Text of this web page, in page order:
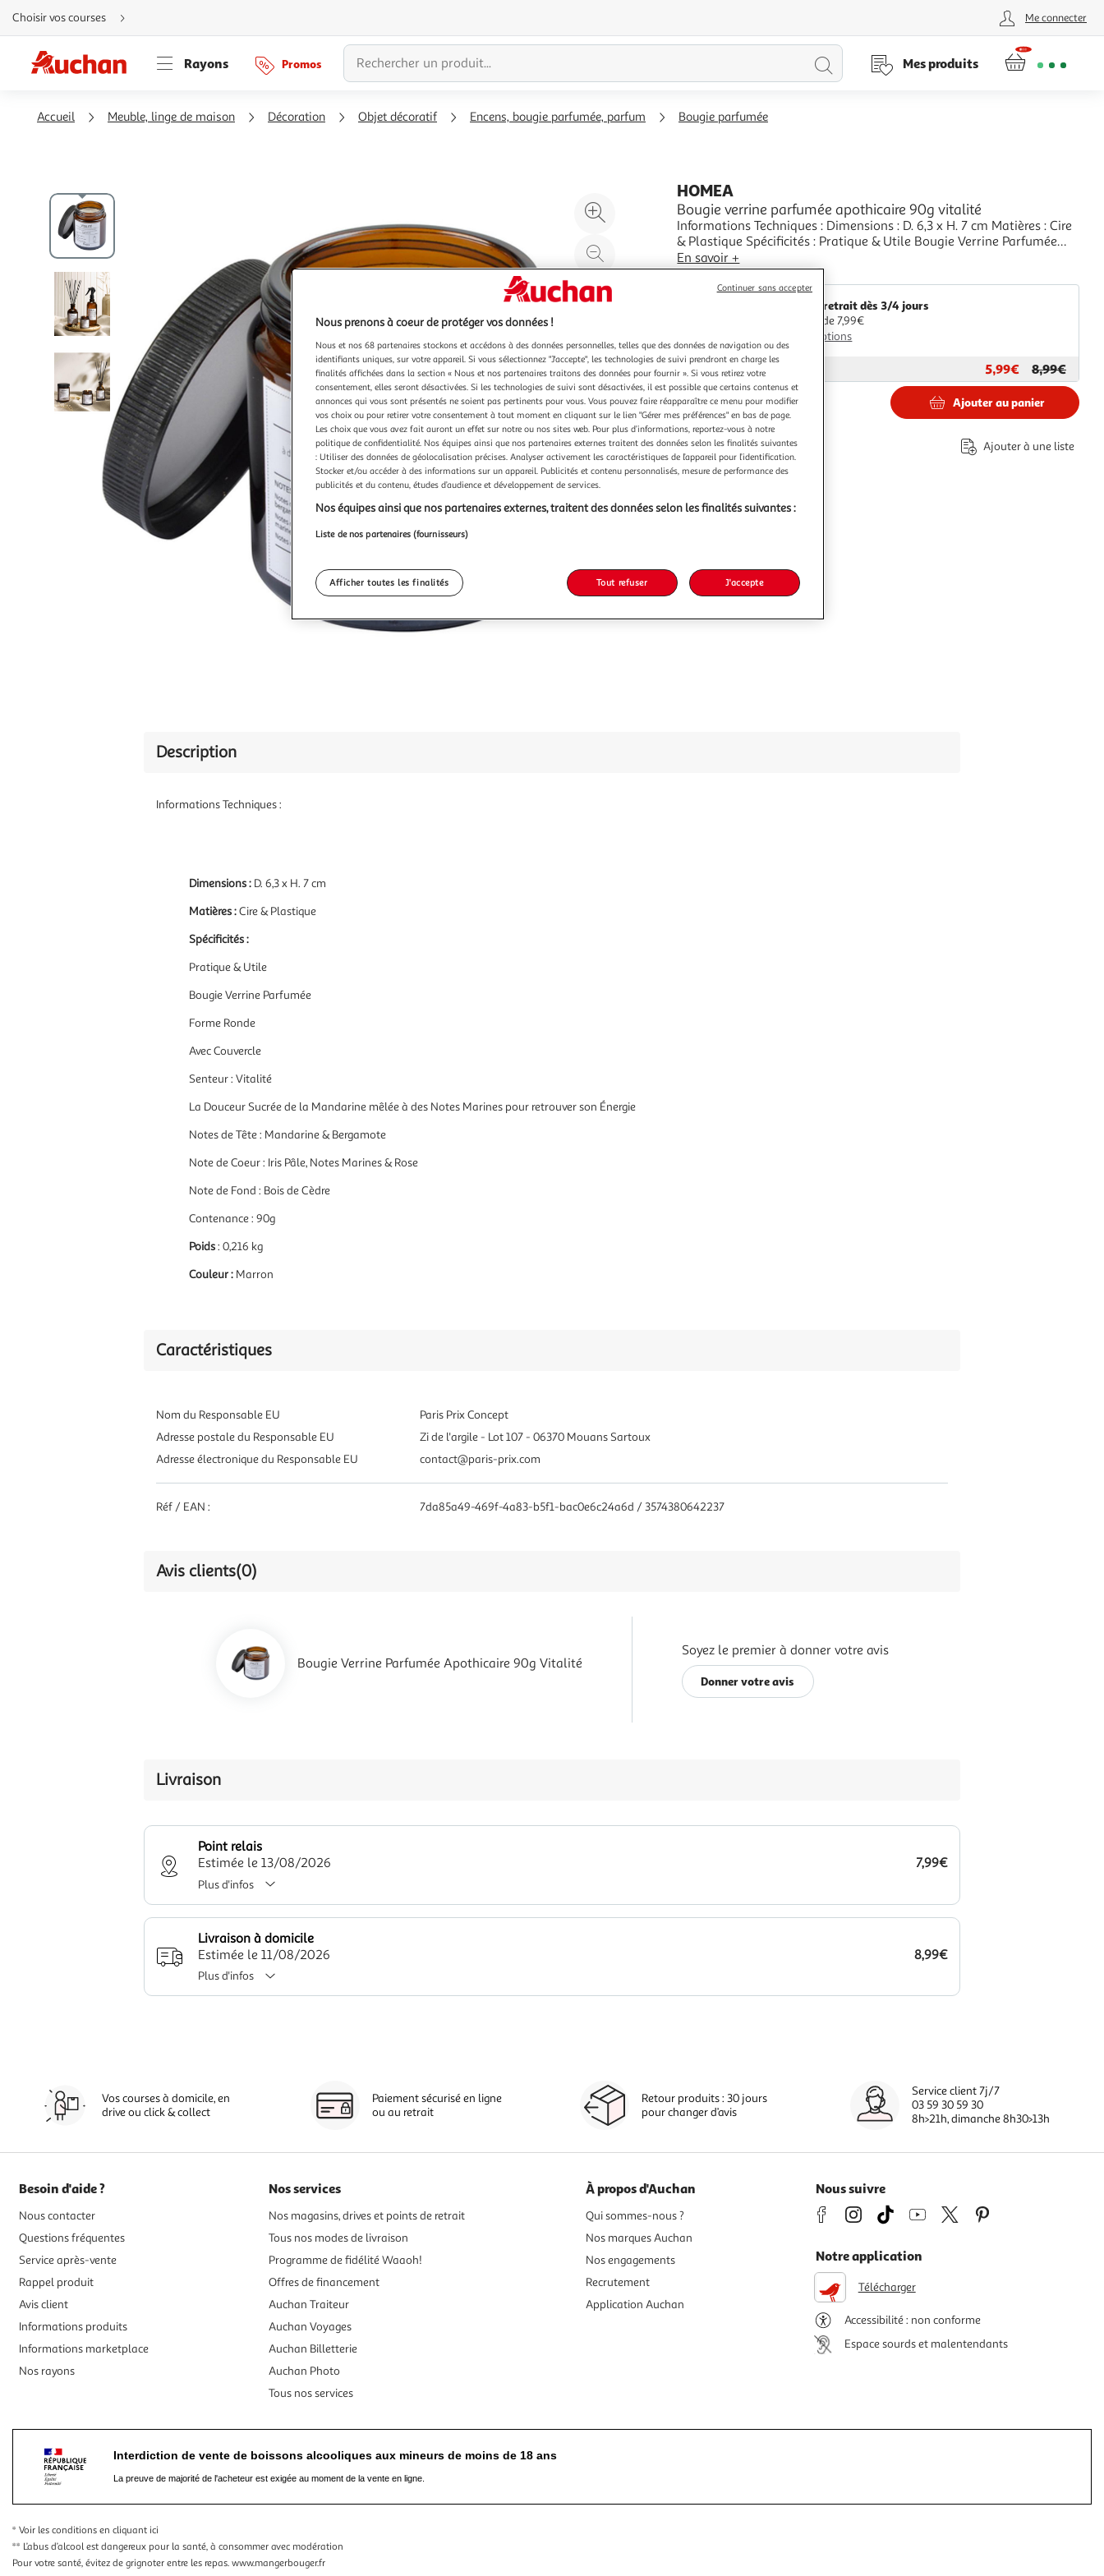
Aller
directement
au
Aller
directement
à
Aller
directement
Choisir vos courses Me connecter
Rayons Promos
Lancer
Mes produits
Accueil Meuble, linge de maison Décoration Objet décoratif Encens, bougie parfumée, parfum Bougie parfumée
Agrandir
l'illustration
200%
l'illustration
à
%
Partager
produit
HOMEA
Bougie verrine parfumée apothicaire 90g vitalité
Informations Techniques : Dimensions : D. 6,3 x H. 7 cm Matières : Cire
& Plastique Spécificités : Pratique & Utile Bougie Verrine Parfumée
Forme Ronde Avec Couvercle Senteur : Vitalité La Douceur Sucrée de
la Mandarine mêlée à des Notes Marines pour retrouver son Énergie
Notes de Tête : Mandarine
En savoir +
Vendu parParis Prix
Livr. ou retrait dès 3/4 jours
A partir de 7,99€
Plus d'options
Vendu parParis Prix 5,99€
8,99€
-33 %
8,99€
5,99€
Ajouter au panier
Ajouter à une liste
Description
Informations Techniques :
Dimensions : D. 6,3 x H. 7 cm
Matières :Cire & Plastique
Spécificités :
Pratique & Utile
Bougie Verrine Parfumée
Forme Ronde
Avec Couvercle
Senteur : Vitalité
La Douceur Sucrée de la Mandarine mêlée à des Notes Marines pour retrouver son Énergie
Notes de Tête : Mandarine & Bergamote
Note de Coeur : Iris Pâle, Notes Marines & Rose
Note de Fond : Bois de Cèdre
Contenance : 90g
Poids: 0,216 kg
Couleur : Marron
Caractéristiques
Nom du Responsable EU
Paris Prix Concept
Adresse postale du Responsable EU
Zi de l'argile - Lot 107 - 06370 Mouans Sartoux
Adresse électronique du Responsable EU
contact@paris-prix.com
Réf / EAN : 7da85a49-469f-4a83-b5f1-bac0e6c24a6d / 3574380642237
Avis clients(0)
Bougie Verrine Parfumée Apothicaire 90g Vitalité
Soyez le premier à donner votre avis
Donner votre avis
Livraison
Point relais
Estimée le 13/08/2026
7,99€
Plus d'infos
Livraison à domicile
Estimée le 11/08/2026
8,99€
Plus d'infos
Vos courses à domicile, en
drive ou click & collect
Paiement sécurisé en ligne
ou au retrait
Retour produits : 30 jours
pour changer d’avis
Service client 7j/7
03 59 30 59 30
8h>21h, dimanche 8h30>13h
Besoin d'aide ?
Nous contacter
Questions fréquentes
Service après-vente
Rappel produit
Avis client
Informations produits
Informations marketplace
Nos rayons
Nos services
Nos magasins, drives et points de retrait
Tous nos modes de livraison
Programme de fidélité Waaoh!
Offres de financement
Auchan Traiteur
Auchan Voyages
Auchan Billetterie
Auchan Photo
Tous nos services
À propos d'Auchan
Qui sommes-nous ?
Nos marques Auchan
Nos engagements
Recrutement
Application Auchan
Nous suivre
Notre application
Télécharger
Accessibilité : non conforme
Espace sourds et malentendants
Interdiction de vente de boissons alcooliques aux mineurs de moins de 18 ans
La preuve de majorité de l'acheteur est exigée au moment de la vente en ligne.
* Voir les conditions en cliquant ici
** L’abus d’alcool est dangereux pour la santé, à consommer avec modération
Pour votre santé, évitez de grignoter entre les repas. www.mangerbouger.fr
Nous prenons à coeur de protéger vos données !
Nous et nos 68 partenaires stockons et accédons à des données personnelles, telles que des données de navigation ou des
identifiants uniques, sur votre appareil. Si vous sélectionnez "J'accepte", les technologies de suivi prendront en charge les
finalités affichées dans la section « Nous et nos partenaires traitons des données pour fournir ». Si vous retirez votre
consentement, elles seront désactivées. Si les technologies de suivi sont désactivées, il est possible que certains contenus et
annonces qui vous sont présentés ne soient pas pertinents pour vous. Vous pouvez faire réapparaître ce menu pour modifier
vos choix ou pour retirer votre consentement à tout moment en cliquant sur le lien "Gérer mes préférences" en bas de page.
Les choix que vous avez fait auront un effet sur notre ou nos sites web. Pour plus d’informations, reportez-vous à notre
politique de confidentialité. Nos équipes ainsi que nos partenaires externes traitent des données selon les finalités suivantes
: Utiliser des données de géolocalisation précises. Analyser activement les caractéristiques de l’appareil pour l’identification.
Stocker et/ou accéder à des informations sur un appareil. Publicités et contenu personnalisés, mesure de performance des
publicités et du contenu, études d’audience et développement de services.
Nos équipes ainsi que nos partenaires externes, traitent des données selon les finalités suivantes :
Liste de nos partenaires (fournisseurs)
Afficher toutes les finalités Tout refuser J'accepte
Continuer sans accepter